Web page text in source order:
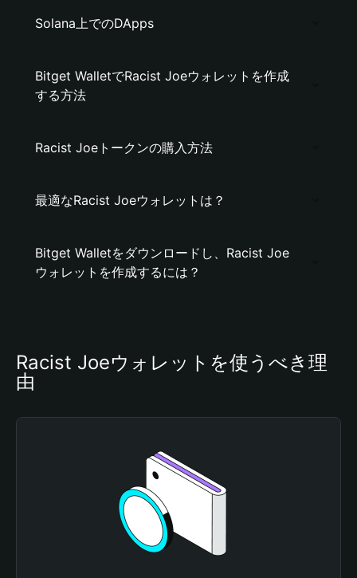
Solana上でのDApps
Bitget WalletでRacist Joeウォレットを作成
する方法
Racist Joeトークンの購入方法
最適なRacist Joeウォレットは？
Bitget Walletをダウンロードし、Racist Joe
ウォレットを作成するには？
Racist Joeウォレットを使うべき理
由